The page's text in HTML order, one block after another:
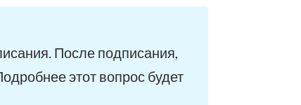
После подписания,
этот вопрос будет